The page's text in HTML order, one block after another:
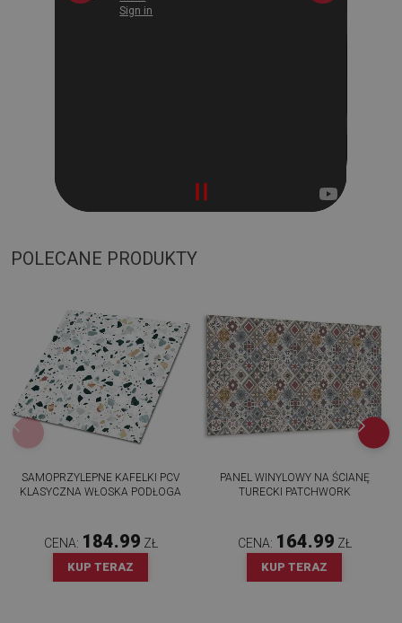
POLECANE PRODUKTY
SAMOPRZYLEPNE KAFELKI PCV
KLASYCZNA WŁOSKA PODŁOGA
CENA: 184.99 ZŁ
KUP TERAZ
PANEL WINYLOWY NA ŚCIANĘ
TURECKI PATCHWORK
CENA: 164.99 ZŁ
KUP TERAZ